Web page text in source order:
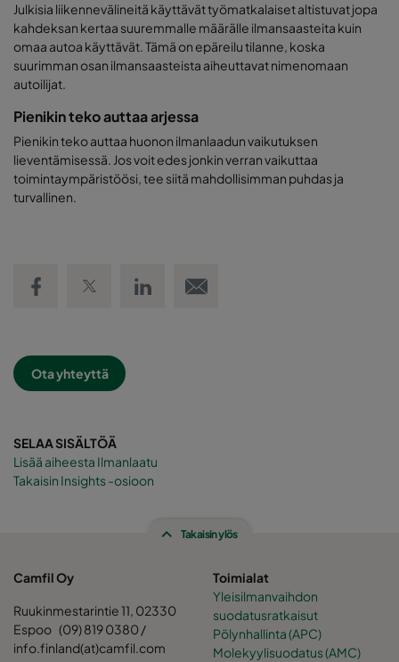
Julkisia liikennevälineitä käyttävät työmatkalaiset altistuvat jopa
kahdeksan kertaa suuremmalle määrälle ilmansaasteita kuin
omaa autoa käyttävät. Tämä on epäreilu tilanne, koska
suurimman osan ilmansaasteista aiheuttavat nimenomaan
autoilijat.
Pienikin teko auttaa arjessa
Pienikin teko auttaa huonon ilmanlaadun vaikutuksen
lieventämisessä. Jos voit edes jonkin verran vaikuttaa
toimintaympäristöösi, tee siitä mahdollisimman puhdas ja
turvallinen.
Ota yhteyttä
SELAA SISÄLTÖÄ
Lisää aiheesta Ilmanlaatu
Takaisin Insights -osioon
Takaisin ylös
Camfil Oy
Ruukinmestarintie 11, 02330
Espoo (09) 819 0380 /
info.finland(at)camfil.com
Toimialat
Yleisilmanvaihdon
suodatusratkaisut
Pölynhallinta (APC)
Molekyylisuodatus (AMC)